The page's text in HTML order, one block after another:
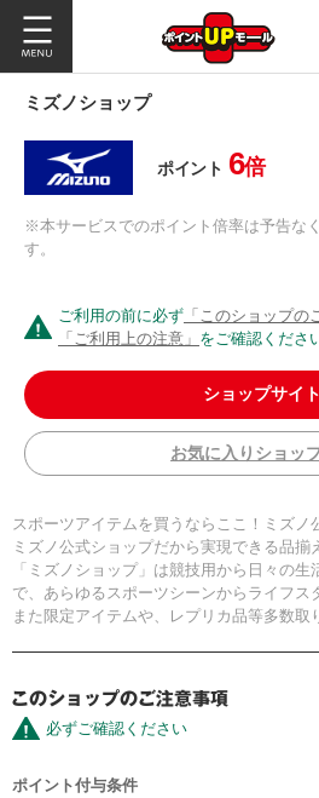
ミズノショップ
ポイント 6倍
※本サービスでのポイント倍率は予告な
す。
ご利用の前に必ず 「このショップの
「ご利用上の注意」 をご確認くださ
ショップサイ
お気に入りショッ
スポーツアイテムを買うならここ！ミズノ
ミズノ公式ショップだから実現できる品揃
「ミズノショップ」は競技用から日々の生
で、あらゆるスポーツシーンからライフス
また限定アイテムや、レプリカ品等多数取
必ずご確認ください
ポイント付与条件